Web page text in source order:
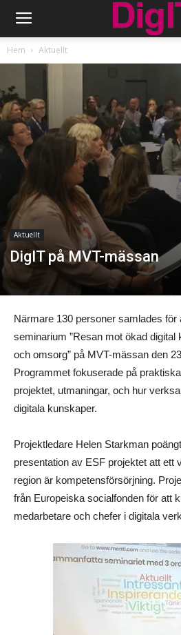
Hem Aktuellt
Aktuellt
DigIT på MVT-mässan
Närmare 130 personer samlades för
seminarium ”Resan mot ökad digital
och omsorg” på MVT-mässan den
Programmet fokuserade på
projektet, utmaningar, och hur
digitala kunskaper.
Projektledare Helen Starkman
presentation av ESF projektet att ett
region är kompetensförsörjning.
från Europeiska socialfonden för att
medarbetare och chefer i digitala